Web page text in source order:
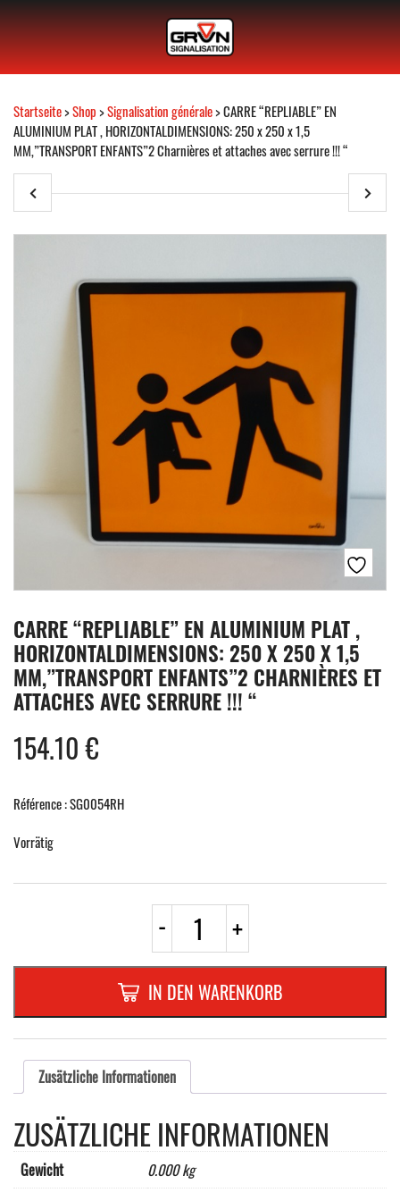
Startseite>Shop>Signalisation générale> CARRE “REPLIABLE” EN
ALUMINIUM PLAT , HORIZONTALDIMENSIONS: 250 x 250 x 1,5
MM,”TRANSPORT ENFANTS”2 Charnières et attaches avec serrure !!! “
CARRE “REPLIABLE” EN ALUMINIUM PLAT ,
HORIZONTALDIMENSIONS: 250 X 250 X 1,5
MM,”TRANSPORT ENFANTS”2 CHARNIÈRES ET
ATTACHES AVEC SERRURE !!! “
154.10€
Référence : SG0054RH
Vorrätig
- CARRE
"REPLIABLE"
EN
ALUMINIUM
PLAT
,
HORIZONTALDIMENSIONS:
250
x
250
MM,"TRANSPORT
ENFANTS"2
Charnières
et
+
IN DEN WARENKORB
Zusätzliche Informationen
ZUSÄTZLICHE INFORMATIONEN
Gewicht 0.000 kg